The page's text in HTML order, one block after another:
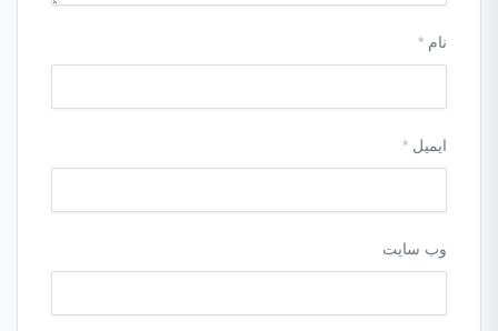
نام *
ایمیل *
وب‌ سایت